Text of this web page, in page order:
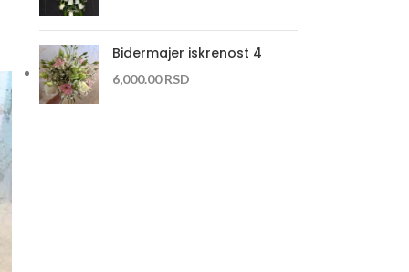
Bidermajer iskrenost 4
6,000.00RSD